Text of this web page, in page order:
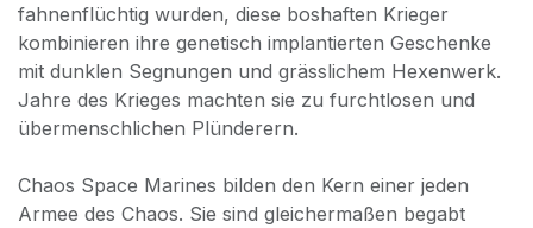
fahnenflüchtig wurden, diese boshaften Krieger
kombinieren ihre genetisch implantierten Geschenke
mit dunklen Segnungen und grässlichem Hexenwerk.
Jahre des Krieges machten sie zu furchtlosen und
übermenschlichen Plünderern.
Chaos Space Marines bilden den Kern einer jeden
Armee des Chaos. Sie sind gleichermaßen begabt